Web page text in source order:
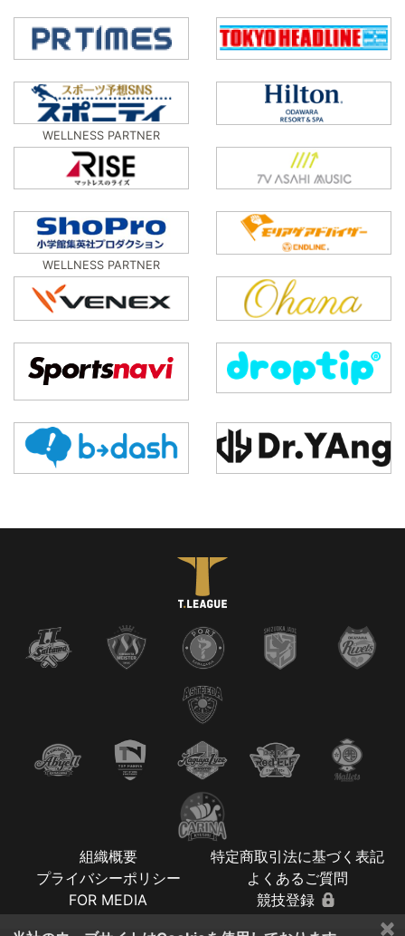
WELLNESS PARTNER
WELLNESS PARTNER
組織概要
特定商取引法に基づく表記
プライバシーポリシー
よくあるご質問
FOR MEDIA
競技登録
×